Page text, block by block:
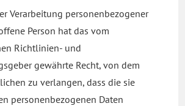
Verarbeitung personenbezogener
Person hat das vom
Richtlinien- und
gewährte Recht, von dem
zu verlangen, dass die sie
personenbezogenen Daten